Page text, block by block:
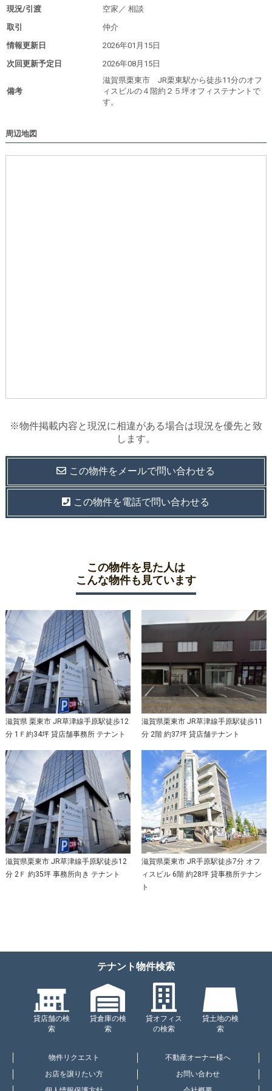
現況/引渡
空家／ 相談
取引
仲介
情報更新日
2026年01月15日
次回更新予定日
2026年08月15日
備考
滋賀県栗東市 JR栗東駅から徒歩11分のオフ
ィスビルの４階約２５坪オフィステナントで
す。
周辺地図
※物件掲載内容と現況に相違がある場合は現況を優先と致
します。
この物件を メールで問い合わせる
この物件を電話で問い合わせる
この物件を見た人は
こんな物件も見ています
滋賀県 栗東市 JR草津線手原駅徒歩12
分 1Ｆ約34坪 貸店舗事務所 テナント
滋賀県栗東市 JR草津線手原駅徒歩11
分 2階 約37坪 貸店舗テナント
滋賀県栗東市 JR草津線手原駅徒歩12
分 2Ｆ 約35坪 事務所向き テナント
滋賀県栗東市 JR手原駅徒歩7分 オフ
ィスビル 6階 約28坪 貸事務所テナン
ト
テナント物件検索
貸店舗の検
索
貸倉庫の検
索
貸オフィス
の検索
貸土地の検
索
物件リクエスト
不動産オーナー様へ
お店を譲りたい方
お問い合わせ